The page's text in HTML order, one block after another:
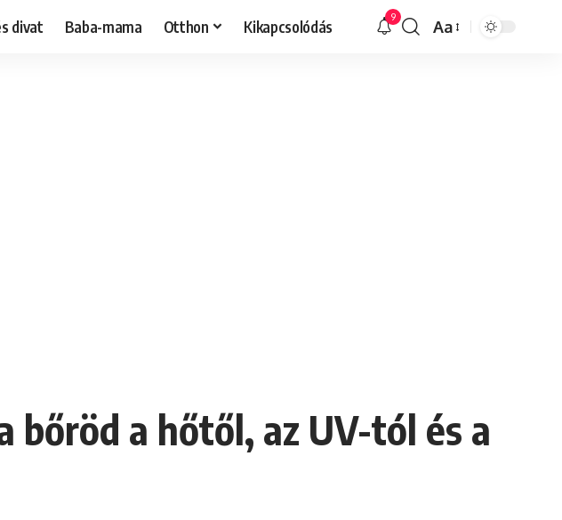
divat Baba-mama Otthon Kikapcsolódás 9
Font
Aa
bőröd a hőtől, az UV-tól és a